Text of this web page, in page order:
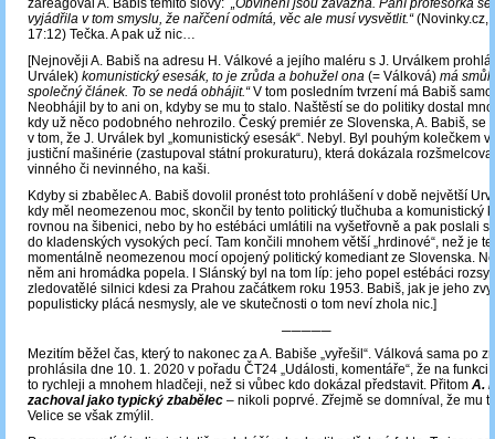
zareagoval A. Babiš těmito slovy: „Obvinění jsou závažná. Paní profesorka
vyjádřila v tom smyslu, že nařčení odmítá, věc ale musí vysvětlit.“(Novinky.cz,
17:12) Tečka. A pak už nic…
[Nejnověji A. Babiš na adresu H. Válkové a jejího maléru s J. Urválkem
Urválek) komunistický esesák, to je zrůda a bohužel ona (= Válková) má
společný článek. To se nedá obhájit.“V tom posledním tvrzení má Babiš
Neobhájil by to ani on, kdyby se mu to stalo. Naštěstí se do politiky dostal
kdy už něco podobného nehrozilo. Český premiér ze Slovenska, A. Babiš, se
v tom, že J. Urválek byl „komunistický esesák“. Nebyl. Byl pouhým kolečkem
justiční mašinérie (zastupoval státní prokuraturu), která dokázala
vinného či nevinného, na kaši.
Kdyby si zbabělec A. Babiš dovolil pronést toto prohlášení v době největší
kdy měl neomezenou moc, skončil by tento politický tlučhuba a komunistický
rovnou na šibenici, nebo by ho estébáci umlátili na vyšetřovně a pak poslali
do kladenských vysokých pecí. Tam končili mnohem větší „hrdinové“, než je
momentálně neomezenou mocí opojený politický komediant ze Slovenska.
něm ani hromádka popela. I Slánský byl na tom líp: jeho popel estébáci
zledovatělé silnici kdesi za Prahou začátkem roku 1953. Babiš, jak je jeho
populisticky plácá nesmysly, ale ve skutečnosti o tom neví zhola nic.]
─────
Mezitím běžel čas, který to nakonec za A. Babiše „vyřešil“. Válková sama po
prohlásila dne 10. 1. 2020 v pořadu ČT24 „Události, komentáře“, že na funkci
to rychleji a mnohem hladčeji, než si vůbec kdo dokázal představit. Přitom A.
zachoval jako typický zbabělec – nikoli poprvé. Zřejmě se domníval, že mu
Velice se však zmýlil.